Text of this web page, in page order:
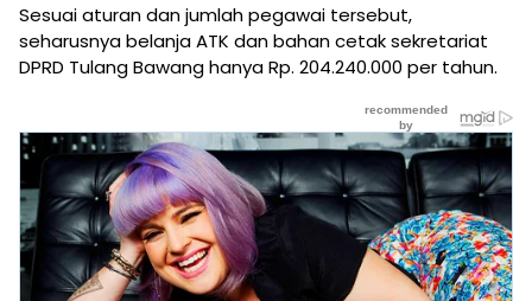
Sesuai aturan dan jumlah pegawai tersebut,
seharusnya belanja ATK dan bahan cetak sekretariat
DPRD Tulang Bawang hanya Rp. 204.240.000 per tahun.